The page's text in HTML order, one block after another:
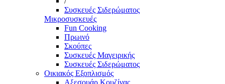
Συσκευές Σιδερώματος
Μικροσυσκευές
Fun Cooking
Πρωινό
Σκούπες
Συσκευές Μαγειρικής
Συσκευές Σιδερώματος
Οικιακός Εξοπλισμός
Αξεσουάρ Κουζίνας